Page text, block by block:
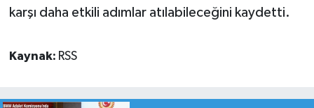
karşı daha etkili adımlar atılabileceğini kaydetti.
Kaynak: RSS